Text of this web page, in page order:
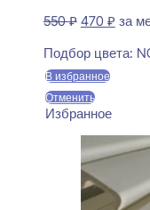
550₽
550 ₽.
470 ₽
470
за
Подбор цвета:
В избранное
Отменить
Избранное